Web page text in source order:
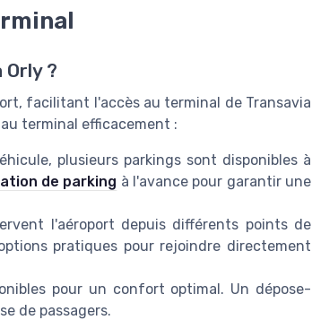
?
facilitant l'accès au terminal de Transavia
terminal efficacement :
plusieurs parkings sont disponibles à
de parking à l'avance pour garantir une
l'aéroport depuis différents points de
pratiques pour rejoindre directement
pour un confort optimal. Un dépose-
de passagers.